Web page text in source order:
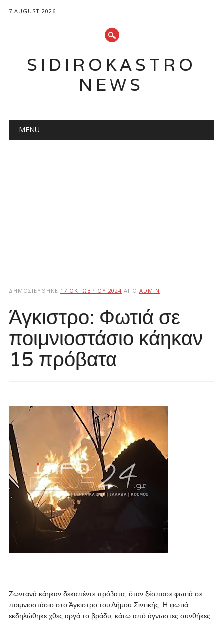
7 AUGUST 2026
SIDIROKASTRO
NEWS
Main menu
MENU
ΔΗΜΟΣΙΕΎΘΗΚΕ 17 ΟΚΤΩΒΡΊΟΥ 2024 ΑΠΌ ADMIN
Άγκιστρο: Φωτιά σε
ποιμνιοστάσιο κάηκαν
15 πρόβατα
Ζωντανά κάηκαν δεκαπέντε πρόβατα, όταν ξέσπασε φωτιά σε
ποιμνιοστάσιο στο Άγκιστρο του Δήμου Σιντικής. Η φωτιά
εκδηλώθηκε χθες αργά το βράδυ, κάτω από άγνωστες συνθήκες.